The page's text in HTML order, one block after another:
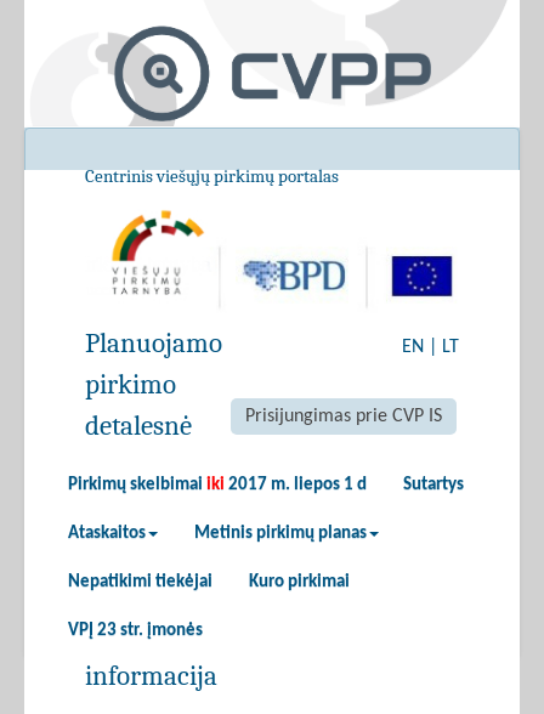
Centrinis viešųjų pirkimų portalas
EN LT
Prisijungimas prie CVP IS
Pirkimų skelbimai iki 2017 m. liepos 1 d Sutartys
Ataskaitos Metinis pirkimų planas
Nepatikimi tiekėjai Kuro pirkimai
VPĮ 23 str. įmonės
Planuojamo
pirkimo
detalesnė
informacija